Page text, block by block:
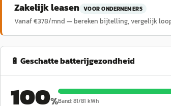
Zakelijk leasen VOOR ONDERNEMERS
Vanaf €378/mnd — bereken bijtelling, vergelijk
🔋 Geschatte batterijgezondheid
100%Band:81/81 kWh